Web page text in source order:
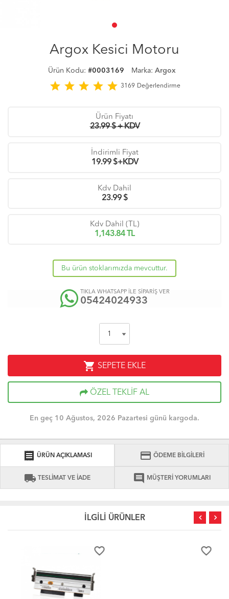
Argox Kesici Motoru
Ürün Kodu: #0003169 Marka: Argox
star star star star star 3169 Değerlendirme
Ürün Fiyatı
23.99 $ + KDV
İndirimli Fiyat
19.99$+KDV
Kdv Dahil
23.99$
Kdv Dahil (TL)
1,143.84 TL
Bu ürün stoklarımızda mevcuttur.
TIKLA WHATSAPP İLE SİPARİŞ VER
05424024933
shopping_cart SEPETE EKLE
ÖZEL TEKLİF AL
En geç 10 Ağustos, 2026 Pazartesi günü kargoda.
receipt ÜRÜN AÇIKLAMASI credit_card ÖDEME BİLGİLERİ
local_shipping TESLİMAT VE İADE comment MÜŞTERİ YORUMLARI
İLGİLİ ÜRÜNLER
favorite_border favorite_border